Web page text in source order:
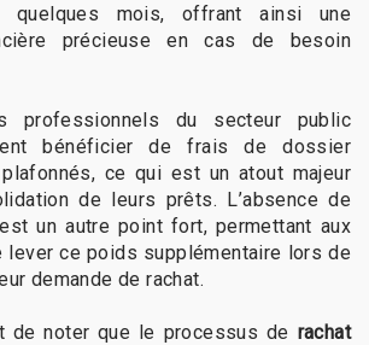
quelques mois, offrant ainsi une
précieuse en cas de besoin
professionnels du secteur public
bénéficier de frais de dossier
ce qui est un atout majeur
de leurs prêts. L’absence de
un autre point fort, permettant aux
lever ce poids supplémentaire lors de
demande de rachat.
de noter que le processus de rachat